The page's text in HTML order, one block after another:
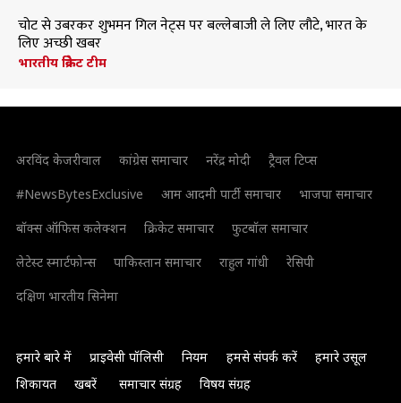
चोट से उबरकर शुभमन गिल नेट्स पर बल्लेबाजी ले लिए लौटे, भारत के
लिए अच्छी खबर
भारतीय क्रिकेट टीम
अरविंद केजरीवाल कांग्रेस समाचार नरेंद्र मोदी
ट्रैवल टिप्स
#NewsBytesExclusive
आम आदमी पार्टी समाचार
भाजपा समाचार
बॉक्स ऑफिस कलेक्शन
क्रिकेट समाचार
फुटबॉल समाचार
लेटेस्ट स्मार्टफोन्स
पाकिस्तान समाचार राहुल गांधी
रेसिपी
दक्षिण भारतीय सिनेमा
हमारे बारे में प्राइवेसी पॉलिसी नियम हमसे संपर्क करें
हमारे उसूल
शिकायत
खबरें समाचार संग्रह विषय संग्रह